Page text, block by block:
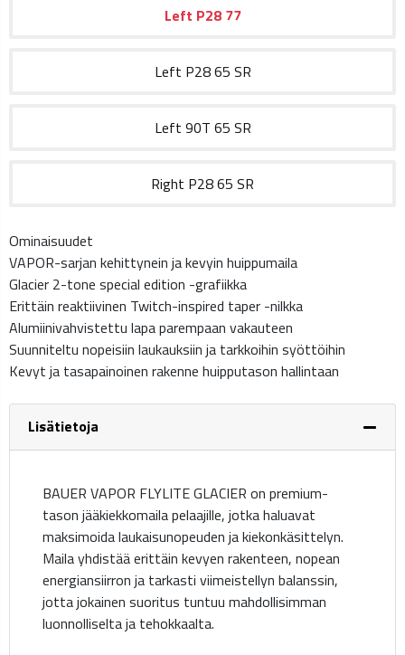
Left P28 77
Left P2865 SR
Left 90T 65 SR
Right P2865 SR
Ominaisuudet
VAPOR-sarjan kehittynein ja kevyin huippumaila
Glacier 2-tone special edition -grafiikka
Erittäin reaktiivinen Twitch-inspired taper -nilkka
Alumiinivahvistettu lapa parempaan vakauteen
Suunniteltu nopeisiin laukauksiin ja tarkkoihin syöttöihin
Kevyt ja tasapainoinen rakenne huipputason hallintaan
Lisätietoja
BAUER VAPOR FLYLITE GLACIER on premium-
tason jääkiekkomaila pelaajille, jotka haluavat
maksimoida laukaisunopeuden ja kiekonkäsittelyn.
Maila yhdistää erittäin kevyen rakenteen, nopean
energiansiirron ja tarkasti viimeistellyn balanssin,
jotta jokainen suoritus tuntuu mahdollisimman
luonnolliselta ja tehokkaalta.